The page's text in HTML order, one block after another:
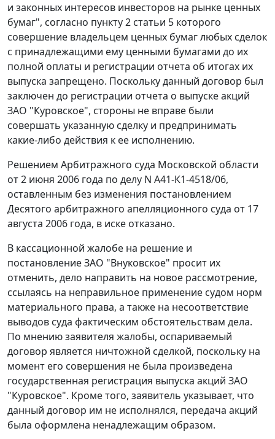
и законных интересов инвесторов на рынке ценных
бумаг", согласно пункту 2 статьи 5 которого
совершение владельцем ценных бумаг любых сделок
с принадлежащими ему ценными бумагами до их
полной оплаты и регистрации отчета об итогах их
выпуска запрещено. Поскольку данный договор был
заключен до регистрации отчета о выпуске акций
ЗАО "Куровское", стороны не вправе были
совершать указанную сделку и предпринимать
какие-либо действия к ее исполнению.
Решением Арбитражного суда Московской области
от 2 июня 2006 года по делу N А41-К1-4518/06,
оставленным без изменения постановлением
Десятого арбитражного апелляционного суда от 17
августа 2006 года, в иске отказано.
В кассационной жалобе на решение и
постановление ЗАО "Внуковское" просит их
отменить, дело направить на новое рассмотрение,
ссылаясь на неправильное применение судом норм
материального права, а также на несоответствие
выводов суда фактическим обстоятельствам дела.
По мнению заявителя жалобы, оспариваемый
договор является ничтожной сделкой, поскольку на
момент его совершения не была произведена
государственная регистрация выпуска акций ЗАО
"Куровское". Кроме того, заявитель указывает, что
данный договор им не исполнялся, передача акций
была оформлена ненадлежащим образом.